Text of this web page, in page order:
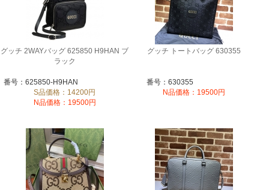
グッチ 2WAYバッグ 625850 H9HAN ブ
ラック
番号：625850-H9HAN
S品価格：14200円
N品価格：19500円
グッチ トートバッグ 630355
番号：630355
N品価格：19500円